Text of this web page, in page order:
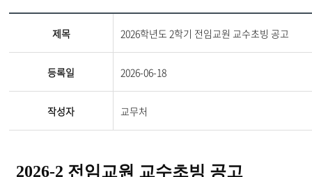
제목 2026학년도 2학기 전임교원 교수초빙 공고
등록일 2026-06-18
작성자 교무처
2026-2 전임교원 교수초빙 공고